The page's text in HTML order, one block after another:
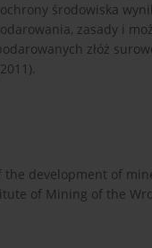
środowiska
zasady i
złóż
the development of
of Mining of the